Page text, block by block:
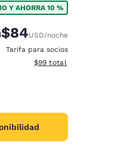
Y AHORRA 10 %
tachada:
Tarifa reducida:
$84USD/noche
Tarifa para socios
Ver detalles totales
$99 total